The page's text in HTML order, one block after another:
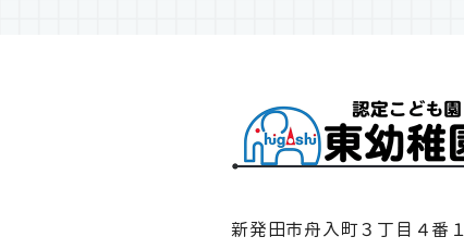
新発田市舟入町３丁目４番